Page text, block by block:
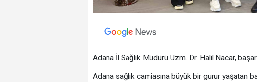
Adana İl Sağlık Müdürü Uzm. Dr. Halil Nacar,
Adana sağlık camiasına büyük bir gurur yaşatan